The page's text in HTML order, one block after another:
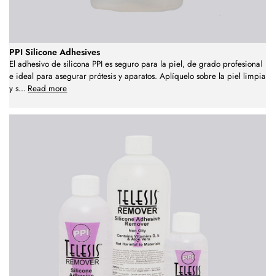
PPI Silicone Adhesives
El adhesivo de silicona PPI es seguro para la piel, de grado profesional
e ideal para asegurar prótesis y aparatos. Aplíquelo sobre la piel limpia
y s... Read more